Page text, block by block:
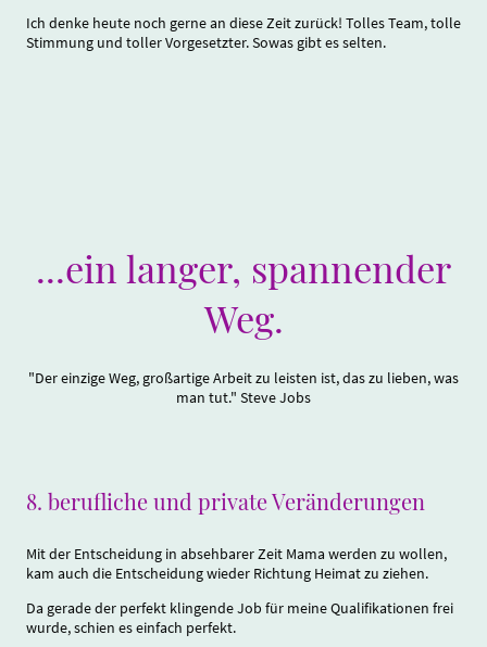
Ich denke heute noch gerne an diese Zeit zurück! Tolles Team, tolle
Stimmung und toller Vorgesetzter. Sowas gibt es selten.
...ein langer, spannender
Weg.
"Der einzige Weg, großartige Arbeit zu leisten ist, das zu lieben, was
man tut." Steve Jobs
8. berufliche und private Veränderungen
Mit der Entscheidung in absehbarer Zeit Mama werden zu wollen,
kam auch die Entscheidung wieder Richtung Heimat zu ziehen.
Da gerade der perfekt klingende Job für meine Qualifikationen frei
wurde, schien es einfach perfekt.